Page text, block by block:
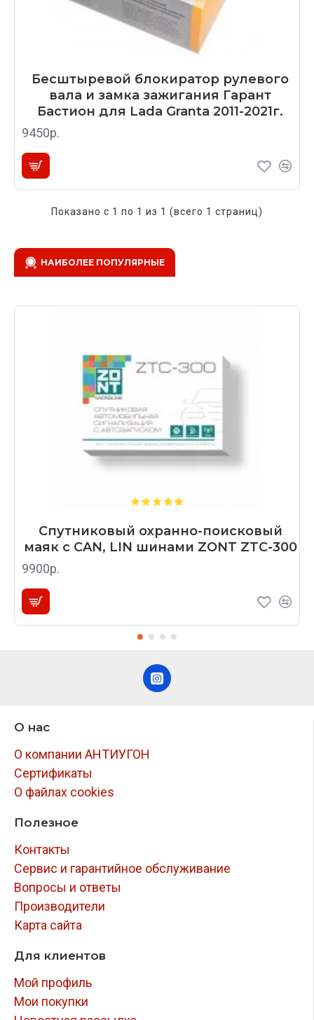
Бесштыревой блокиратор рулевого
вала и замка зажигания Гарант
Бастион для Lada Granta 2011-2021г.
9450р.
Показано с 1 по 1 из 1 (всего 1 страниц)
НАИБОЛЕЕ ПОПУЛЯРНЫЕ
Спутниковый охранно-поисковый
маяк с CAN, LIN шинами ZONT ZTC-300
9900р.
О нас
О компании АНТИУГОН
Сертификаты
О файлах cookies
Полезное
Контакты
Сервис и гарантийное обслуживание
Вопросы и ответы
Производители
Карта сайта
Для клиентов
Мой профиль
Мои покупки